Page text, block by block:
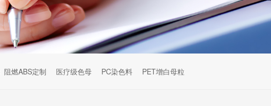
阻燃ABS定制 医疗级色母 PC染色料 PET增白母粒